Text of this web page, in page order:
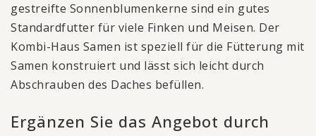
gestreifte Sonnenblumenkerne sind ein gutes
Standardfutter für viele Finken und Meisen. Der
Kombi-Haus Samen ist speziell für die Fütterung mit
Samen konstruiert und lässt sich leicht durch
Abschrauben des Daches befüllen.
Ergänzen Sie das Angebot durch